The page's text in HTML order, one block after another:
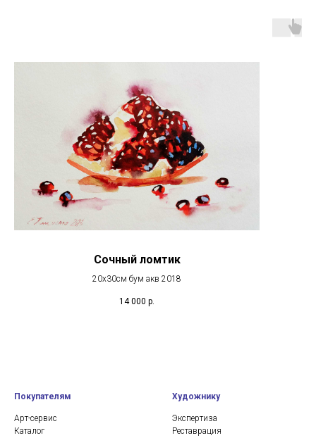
Сочный ломтик
20х30см бум акв 2018
14 000 р.
Покупателям
Арт-сервис
Каталог
Художнику
Экспертиза
Реставрация